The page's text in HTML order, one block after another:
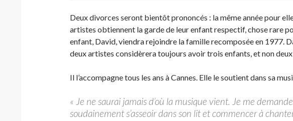
Deux divorces seront bientôt prononcés : la même année pour
artistes obtiennent la garde de leur enfant respectif, chose rare
enfant, David, viendra rejoindre la famille recomposée en 1977.
deux artistes considèrera toujours avoir trois enfants, et non
Il l’accompagne tous les ans à Cannes. Elle le soutient dans sa
« Je ne saurai jamais d’où la musique vient. Je me
soudainement s’asseoir dans son lit et commencer à